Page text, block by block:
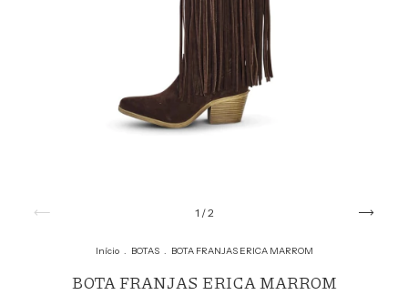
1 /2
Início BOTAS BOTA FRANJAS ERICA MARROM
BOTA FRANJAS ERICA MARROM